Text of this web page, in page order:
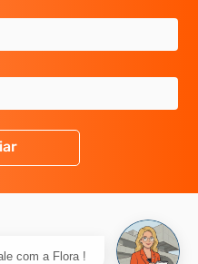
com a Flora !